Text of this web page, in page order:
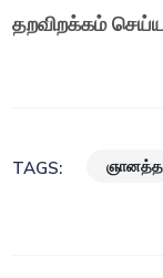
தறவிறக்கம்
TAGS: